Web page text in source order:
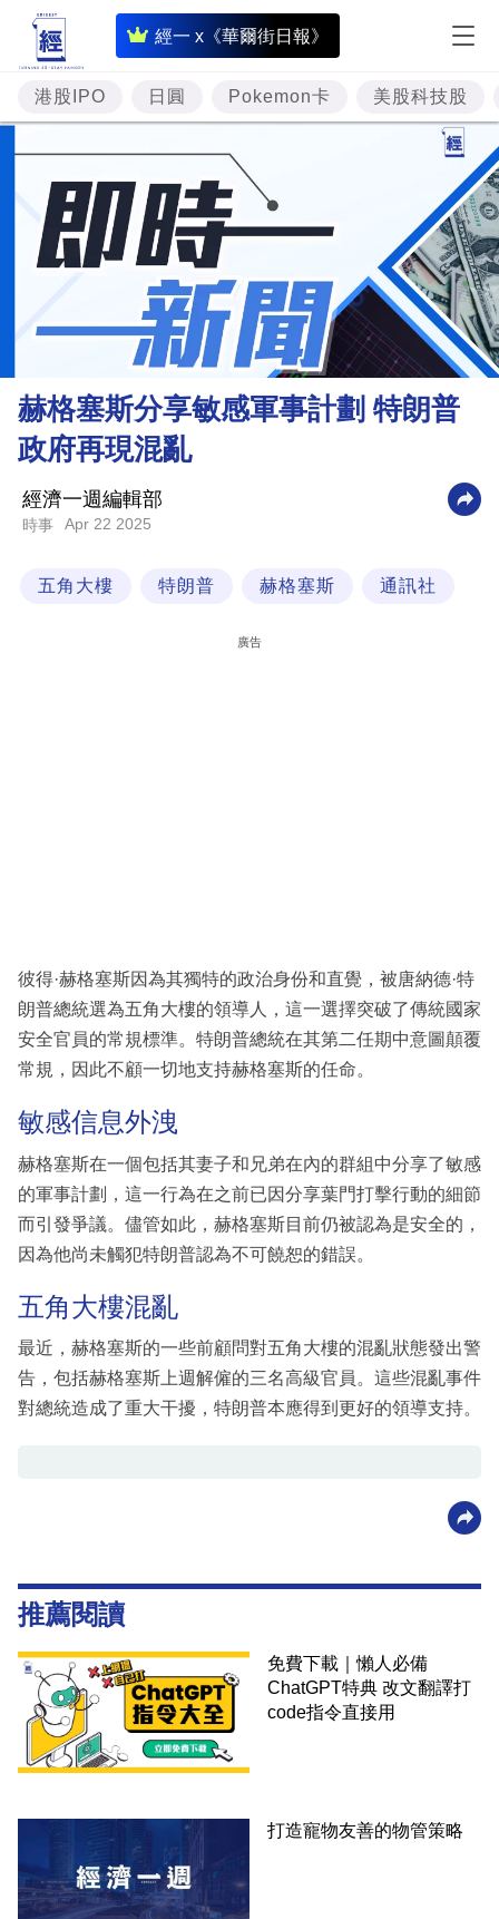
經一 x《華爾街日報》
即
時
財
經
專
題
投
資
樓
市
財
商
業
科
區
港股IPO 日圓 Pokemon卡 美股科技股
赫格塞斯分享敏感軍事計劃 特朗普
政府再現混亂
經濟一週編輯部
時事 Apr 22 2025
五角大樓 特朗普 赫格塞斯 通訊社
廣告
彼得·赫格塞斯因為其獨特的政治身份和直覺，被唐納德·特
朗普總統選為五角大樓的領導人，這一選擇突破了傳統國家
安全官員的常規標準。特朗普總統在其第二任期中意圖顛覆
常規，因此不顧一切地支持赫格塞斯的任命。
敏感信息外洩
赫格塞斯在一個包括其妻子和兄弟在內的群組中分享了敏感
的軍事計劃，這一行為在之前已因分享葉門打擊行動的細節
而引發爭議。儘管如此，赫格塞斯目前仍被認為是安全的，
因為他尚未觸犯特朗普認為不可饒恕的錯誤。
五角大樓混亂
最近，赫格塞斯的一些前顧問對五角大樓的混亂狀態發出警
告，包括赫格塞斯上週解僱的三名高級官員。這些混亂事件
對總統造成了重大干擾，特朗普本應得到更好的領導支持。
推薦閱讀
免費下載｜懶人必備
ChatGPT特典 改文翻譯打
code指令直接用
打造寵物友善的物管策略